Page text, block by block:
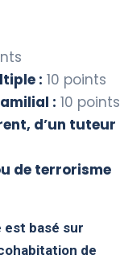
: 10 points
: 10 points
d’un tuteur
de terrorisme
est basé sur
de